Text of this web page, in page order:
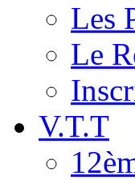
Les
Le
V.T.T